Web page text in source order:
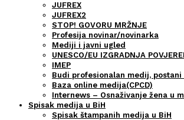
JUFREX
JUFREX2
STOP! GOVORU MRŽNJE
Profesija novinar/novinarka
Mediji i javni ugled
UNESCO/EU IZGRADNJA
IMEP
Budi profesionalan medij,
Baza online medija(CPCD)
Internews – Osnaživanje žena u
Spisak medija u BiH
Spisak štampanih medija u BiH